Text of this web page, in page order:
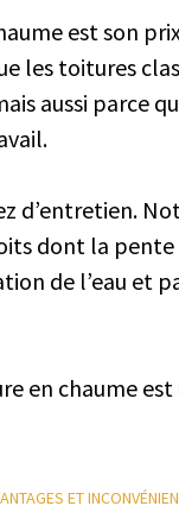
est son
les toitures
aussi parce
d’entretien.
dont la pente
de l’eau et
en chaume
ET